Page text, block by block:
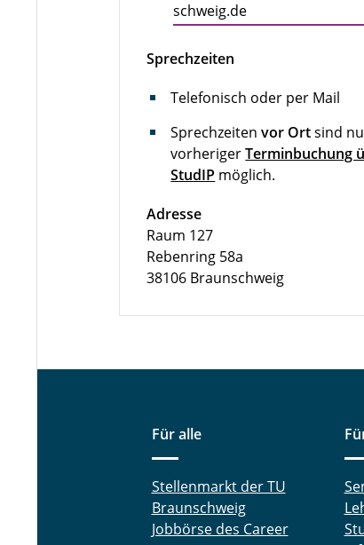
schweig.de
Sprechzeiten
Telefonisch oder per Mail
Sprechzeitenvor Ortsind
vorherigerTerminbuchung
StudIP möglich.
Adresse
Raum 127
Rebenring 58a
38106 Braunschweig
Für alle
Stellenmarkt der TU
Braunschweig
Jobbörse des Career